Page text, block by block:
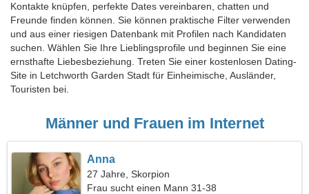
Kontakte knüpfen, perfekte Dates vereinbaren, chatten und
Freunde finden können. Sie können praktische Filter verwenden
und aus einer riesigen Datenbank mit Profilen nach Kandidaten
suchen. Wählen Sie Ihre Lieblingsprofile und beginnen Sie eine
ernsthafte Liebesbeziehung. Treten Sie einer kostenlosen Dating-
Site in Letchworth Garden Stadt für Einheimische, Ausländer,
Touristen bei.
Männer und Frauen im Internet
Anna
27 Jahre, Skorpion
Frau sucht einen Mann 31-38